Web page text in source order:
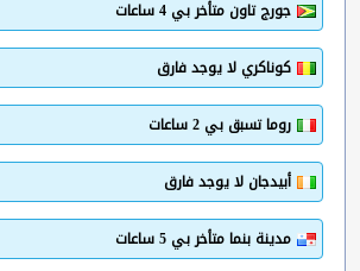
جورج تاون متأخر بي 4 ساعات
كوناكري لا يوجد فارق
روما تسبق بي 2 ساعات
أبيدجان لا يوجد فارق
مدينة بنما متأخر بي 5 ساعات